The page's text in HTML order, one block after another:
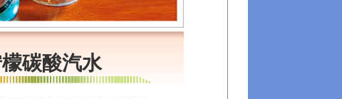
碳酸汽水